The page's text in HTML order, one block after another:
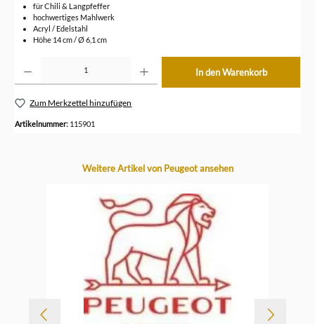
für Chili & Langpfeffer
hochwertiges Mahlwerk
Acryl / Edelstahl
Höhe 14 cm / Ø 6,1 cm
In den Warenkorb
Zum Merkzettel hinzufügen
Artikelnummer: 115901
Produktgalerie überspringen
Weitere Artikel von Peugeot ansehen